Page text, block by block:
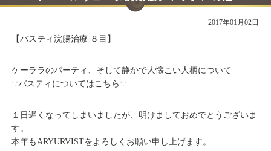
2017年01月02日
【バスティ浣腸治療 ８目】
ケーララのパーティ、そして静かで人懐こい人柄について
∵バスティについてはこちら∵
１日遅くなってしまいましたが、明けましておめでとうございま
す。
本年もARYURVISTをよろしくお願い申し上げます。